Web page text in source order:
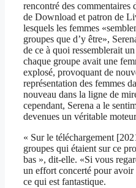
rencontré des
de Download et patron de
lesquels les femmes
groupes que d’y être»,
de ce à quoi ressemblerait
chaque groupe avait une
explosé, provoquant de
représentation des femmes
nouveau dans la ligne de
cependant, Serena a le
devenues un véritable
« Sur le téléchargement
groupes qui étaient sur ce
bas », dit-elle. «Si vous
un effort concerté pour avoir
ce qui est fantastique.